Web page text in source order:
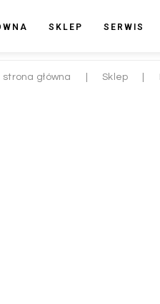
SKLEP SERWIS
strona główna Sklep